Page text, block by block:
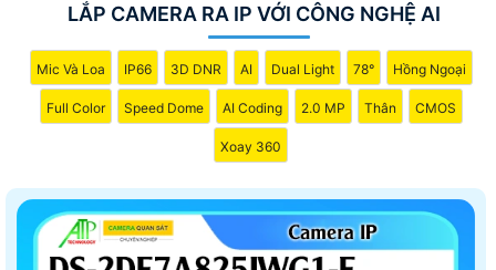
LẮP CAMERA RA IP VỚI CÔNG NGHỆ AI
Mic Và Loa IP66 3D DNR AI Dual Light 78° Hồng Ngoại
Full Color Speed Dome AI Coding 2.0 MP Thân CMOS
Xoay 360